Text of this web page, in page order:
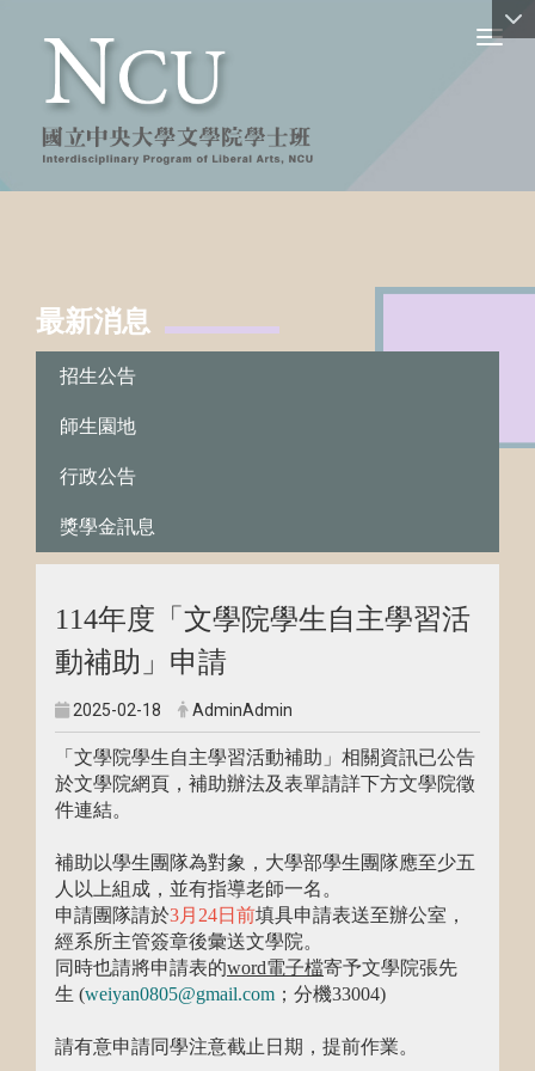
最新消息
招生公告
師生園地
行政公告
獎學金訊息
114年度「文學院學生自主學習活
動補助」申請
2025-02-18 AdminAdmin
「文學院學生自主學習活動補助」相關資訊已公告
於文學院網頁，補助辦法及表單請詳下方文學院徵
件連結。
補助以學生團隊為對象，大學部學生團隊應至少五
人以上組成，並有指導老師一名。
申請團隊請於3月24日前填具申請表送至辦公室，
經系所主管簽章後彙送文學院。
同時也請將申請表的word電子檔寄予文學院張先
生 (weiyan0805@gmail.com ；分機33004)
請有意申請同學注意截止日期，提前作業。